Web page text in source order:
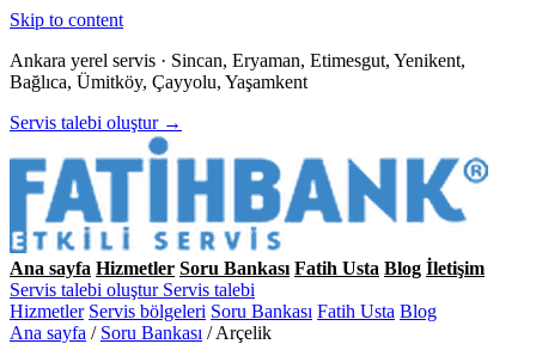
Skip to content
Ankara yerel servis · Sincan, Eryaman, Etimesgut, Yenikent,
Bağlıca, Ümitköy, Çayyolu, Yaşamkent
Servis talebi oluştur →
Ana sayfa Hizmetler Soru Bankası Fatih Usta Blog İletişim
Servis talebi oluştur Servis talebi
Hizmetler Servis bölgeleri Soru Bankası Fatih Usta Blog
Ana sayfa / Soru Bankası / Arçelik